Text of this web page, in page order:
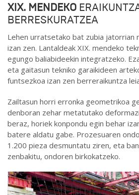
XIX. MENDEKO
BERRESKURATZEA
Lehen urratsetako bat zubia jatorrian
izan zen. Lantaldeak XIX. mendeko
egungo baliabideekin integratzeko.
eta gaitasun tekniko garaikideen
funtsezkoa izan zen berreraikuntza
Zailtasun horri erronka geometrikoa
denboran zehar metatutako
beraz, horiek konpondu egin behar
batere aldatu gabe. Prozesuaren
1.200 pieza desmuntatu ziren, eta
zenbakitu, ondoren birkokatzeko.